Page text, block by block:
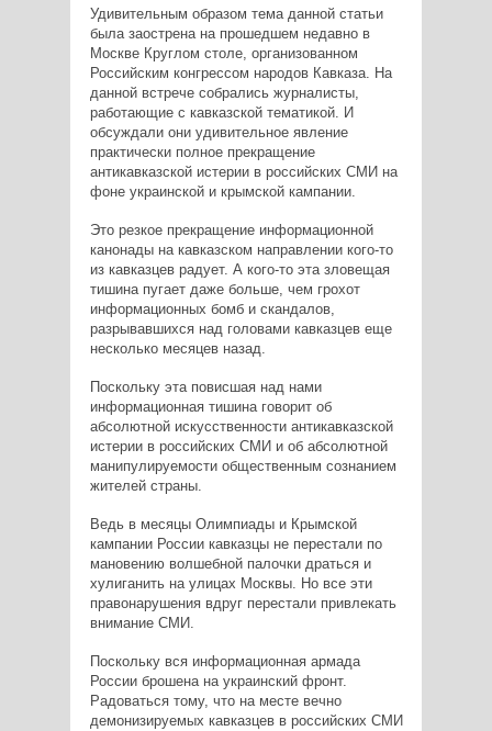
Удивительным образом тема данной статьи
была заострена на прошедшем недавно в
Москве Круглом столе, организованном
Российским конгрессом народов Кавказа. На
данной встрече собрались журналисты,
работающие с кавказской тематикой. И
обсуждали они удивительное явление
практически полное прекращение
антикавказской истерии в российских СМИ на
фоне украинской и крымской кампании.
Это резкое прекращение информационной
канонады на кавказском направлении кого-то
из кавказцев радует. А кого-то эта зловещая
тишина пугает даже больше, чем грохот
информационных бомб и скандалов,
разрывавшихся над головами кавказцев еще
несколько месяцев назад.
Поскольку эта повисшая над нами
информационная тишина говорит об
абсолютной искусственности антикавказской
истерии в российских СМИ и об абсолютной
манипулируемости общественным сознанием
жителей страны.
Ведь в месяцы Олимпиады и Крымской
кампании России кавказцы не перестали по
мановению волшебной палочки драться и
хулиганить на улицах Москвы. Но все эти
правонарушения вдруг перестали привлекать
внимание СМИ.
Поскольку вся информационная армада
России брошена на украинский фронт.
Радоваться тому, что на месте вечно
демонизируемых кавказцев в российских СМИ